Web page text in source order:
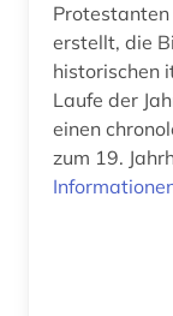
erstellt, die
historischen
Laufe der
einen
zum 19.